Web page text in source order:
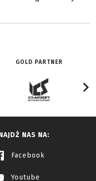
GOLD PARTNER
NAS NA:
Facebook
Youtube